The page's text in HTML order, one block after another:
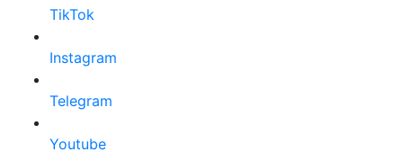
TikTok
Instagram
Telegram
Youtube